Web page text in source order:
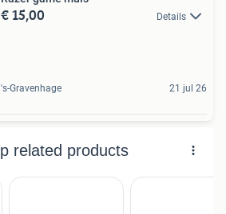
€ 15,00 Details
's-Gravenhage 21 jul 26